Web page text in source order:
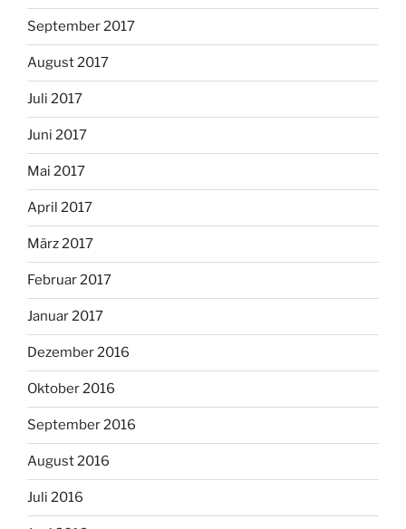
September 2017
August 2017
Juli 2017
Juni 2017
Mai 2017
April 2017
März 2017
Februar 2017
Januar 2017
Dezember 2016
Oktober 2016
September 2016
August 2016
Juli 2016